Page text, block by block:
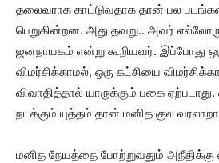
தலைவராக காட்டுவதாக தான் பல
பெறுகின்றன. அது தவறு.. அவர்
ஜனநாயகம் என்று கூறியவர். இப்போது
விமர்சிக்காமல், ஒரு கட்சியை
விவாதித்தால் யாருக்கும் பகை
நடக்கும் யுத்தம் தான் மனித குல
மனித நேயத்தை போற்றுவதும் அநீதிக்கு